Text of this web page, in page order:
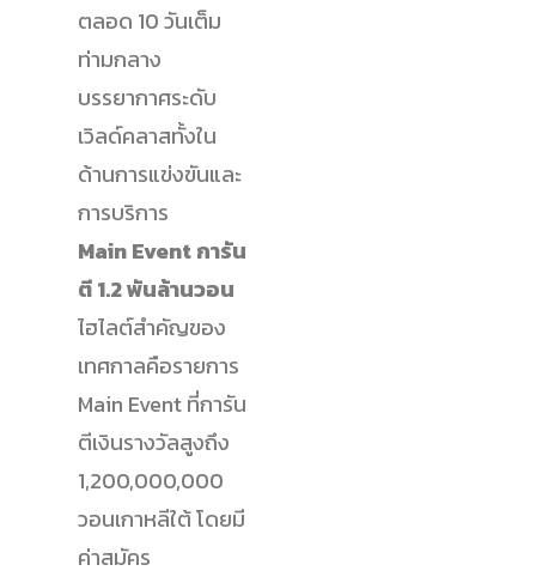
ตลอด 10 วันเต็ม
ท่ามกลาง
บรรยากาศระดับ
เวิลด์คลาสทั้งใน
ด้านการแข่งขันและ
การบริการ
Main Event การัน
ตี 1.2 พันล้านวอน
ไฮไลต์สำคัญของ
เทศกาลคือรายการ
Main Event ที่การัน
ตีเงินรางวัลสูงถึง
1,200,000,000
วอนเกาหลีใต้ โดยมี
ค่าสมัคร